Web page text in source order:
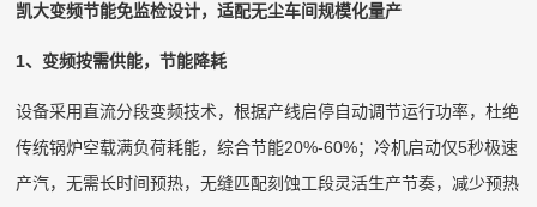
凯大变频节能免监检设计，适配无尘车间规模化量产
1、变频按需供能，节能降耗
设备采用直流分段变频技术，根据产线启停自动调节运行功率，杜绝
传统锅炉空载满负荷耗能，综合节能20%-60%；冷机启动仅5秒极速
产汽，无需长时间预热，无缝匹配刻蚀工段灵活生产节奏，减少预热